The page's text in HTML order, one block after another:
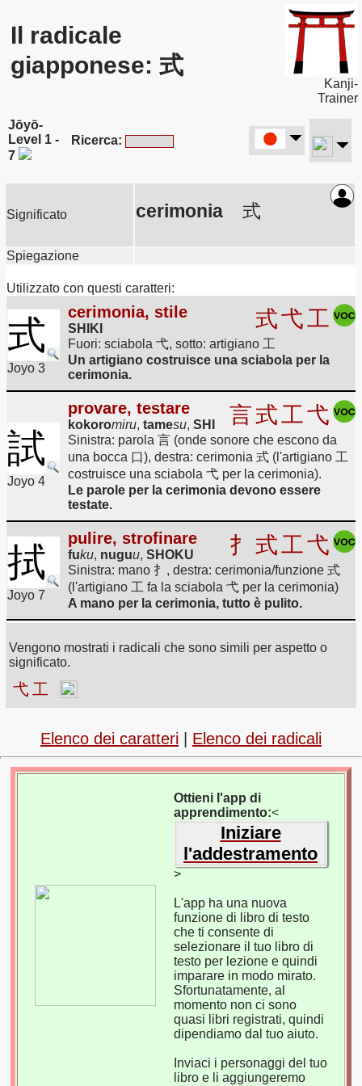
Il radicale
giapponese: 式
Kanji-
Trainer
Jōyō-
Level 1 -
7
Ricerca:
Significato cerimonia 式
Spiegazione
Utilizzato con questi caratteri:
式
Joyo 3
cerimonia, stile
SHIKI 式弋工
Fuori: sciabola 弋, sotto: artigiano 工
Un artigiano costruisce una sciabola per la
cerimonia.
試
Joyo 4
provare, testare
kokoromiru, tamesu, SHI 言式工弋
Sinistra: parola 言 (onde sonore che escono da
una bocca 口), destra: cerimonia 式 (l'artigiano 工
costruisce una sciabola 弋 per la cerimonia).
Le parole per la cerimonia devono essere
testate.
拭
Joyo 7
pulire, strofinare
fuku, nuguu, SHOKU 扌 式工弋
Sinistra: mano 扌, destra: cerimonia/funzione 式
(l'artigiano 工 fa la sciabola 弋 per la cerimonia)
A mano per la cerimonia, tutto è pulito.
Vengono mostrati i radicali che sono simili per aspetto o
significato.
弋 工
Elenco dei caratteri Elenco dei radicali
Ottieni l'app di
apprendimento:<
Iniziare
l'addestramento
>
L'app ha una nuova
funzione di libro di testo
che ti consente di
selezionare il tuo libro di
testo per lezione e quindi
imparare in modo mirato.
Sfortunatamente, al
momento non ci sono
quasi libri registrati, quindi
dipendiamo dal tuo aiuto.
Inviaci i personaggi del tuo
libro e li aggiungeremo